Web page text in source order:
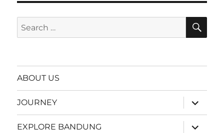
Search
for:
ABOUT US
JOURNEY
expand
child
menu
EXPLORE BANDUNG
expand